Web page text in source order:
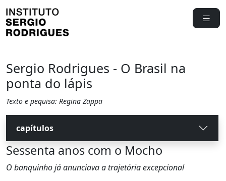
Sergio Rodrigues - O Brasil na
ponta do lápis
Texto e pequisa: Regina Zappa
capítulos
Sessenta anos com o Mocho
O banquinho já anunciava a trajetória excepcional